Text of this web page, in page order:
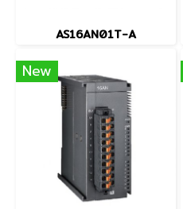
AS16AN01T-A
New